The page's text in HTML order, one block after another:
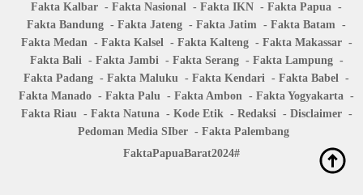
Fakta Kalbar Fakta Nasional Fakta IKN
Fakta Papua
Fakta Bandung
Fakta Jateng Fakta Jatim
Fakta Batam
Fakta Medan
Fakta Kalsel Fakta Kalteng
Fakta Makassar
Fakta Bali
Fakta Jambi Fakta Serang
Fakta Lampung
Fakta Padang
Fakta Maluku Fakta Kendari
Fakta Babel
Fakta Manado
Fakta Palu Fakta Ambon
Fakta Yogyakarta
Fakta Riau
Fakta Natuna Kode Etik Redaksi
Disclaimer
Pedoman Media SIber
Fakta Palembang
FaktaPapuaBarat2024#